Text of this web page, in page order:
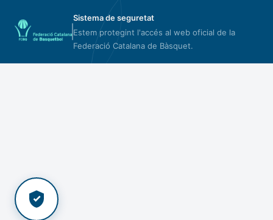
Sistema de seguretat
Estem protegint l'accés al web oficial de la
Federació Catalana de Bàsquet.